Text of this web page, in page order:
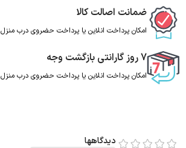
ضمانت اصالت کالا
امکان پرداخت انلاین یا پرداخت حضروی درب منزل
7 روز گارانتی بازگشت وجه
امکان پرداخت انلاین یا پرداخت حضروی درب منزل
دیدگاهها